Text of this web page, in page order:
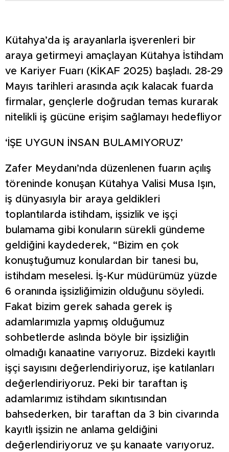
Kütahya’da iş arayanlarla işverenleri bir
araya getirmeyi amaçlayan Kütahya İstihdam
ve Kariyer Fuarı (KİKAF 2025) başladı. 28-29
Mayıs tarihleri arasında açık kalacak fuarda
firmalar, gençlerle doğrudan temas kurarak
nitelikli iş gücüne erişim sağlamayı hedefliyor
‘İŞE UYGUN İNSAN BULAMIYORUZ’
Zafer Meydanı’nda düzenlenen fuarın açılış
töreninde konuşan Kütahya Valisi Musa Işın,
iş dünyasıyla bir araya geldikleri
toplantılarda istihdam, işsizlik ve işçi
bulamama gibi konuların sürekli gündeme
geldiğini kaydederek, “Bizim en çok
konuştuğumuz konulardan bir tanesi bu,
istihdam meselesi. İş-Kur müdürümüz yüzde
6 oranında işsizliğimizin olduğunu söyledi.
Fakat bizim gerek sahada gerek iş
adamlarımızla yapmış olduğumuz
sohbetlerde aslında böyle bir işsizliğin
olmadığı kanaatine varıyoruz. Bizdeki kayıtlı
işçi sayısını değerlendiriyoruz, işe katılanları
değerlendiriyoruz. Peki bir taraftan iş
adamlarımız istihdam sıkıntısından
bahsederken, bir taraftan da 3 bin civarında
kayıtlı işsizin ne anlama geldiğini
değerlendiriyoruz ve şu kanaate varıyoruz.